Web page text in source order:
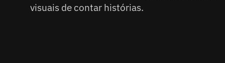
visuais de contar histórias.